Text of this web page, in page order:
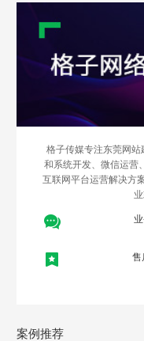
格子传媒专注东莞网
和系统开发、微信运营
互联网平台运营解决方
售
案例推荐